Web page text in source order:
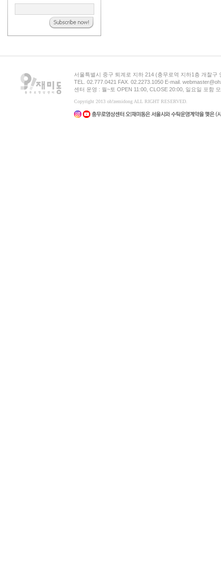
서울특별시 중구 퇴계로 지하 214 (충무로역 지하1층 개찰구
TEL. 02.777.0421 FAX. 02.2273.1050 E-mail.
센터 운영 : 월~토 OPEN 11:00, CLOSE 20:00, 일요일 포함
Copyright 2013 oh!zemidong ALL RIGHT RESERVED.